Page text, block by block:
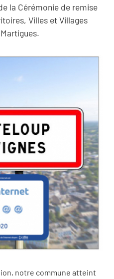
la Cérémonie de remise
Villes et Villages
notre commune atteint